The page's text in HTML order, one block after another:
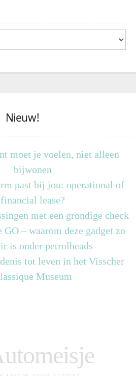
Nieuw!
moet je voelen, niet alleen
bijwonen
past bij jou: operational of
financial lease?
met een grondige check
– waarom deze gadget zo
is onder petrolheads
tot leven in het Visscher
Museum